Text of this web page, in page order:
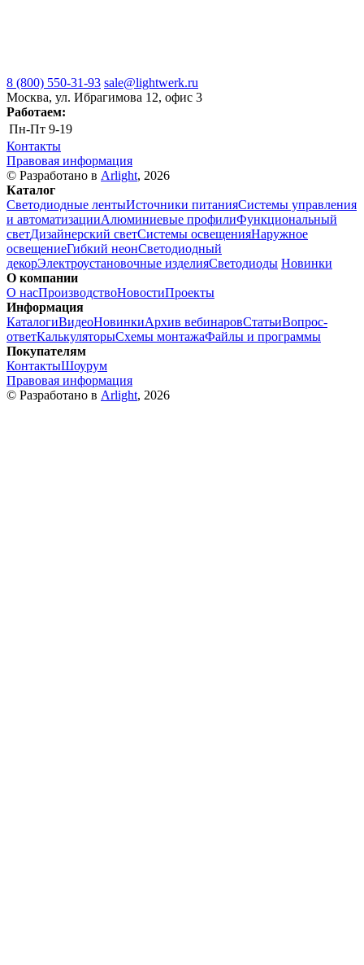
8 (800) 550-31-93 sale@lightwerk.ru
Москва, ул. Ибрагимова 12, офис 3
Работаем:
Пн-Пт 9-19
Контакты
Правовая информация
© Разработано в Arlight, 2026
Каталог
Светодиодные лентыИсточники питанияСистемы управления
и автоматизацииАлюминиевые профилиФункциональный
светДизайнерский светСистемы освещенияНаружное
освещениеГибкий неонСветодиодный
декорЭлектроустановочные изделияСветодиоды Новинки
О компании
О насПроизводствоНовостиПроекты
Информация
КаталогиВидеоНовинкиАрхив вебинаровСтатьиВопрос-
ответКалькуляторыСхемы монтажаФайлы и программы
Покупателям
КонтактыШоурум
Правовая информация
© Разработано в Arlight, 2026